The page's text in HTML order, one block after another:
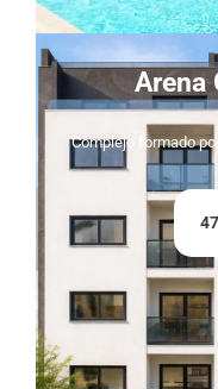
Arena
Complejo formado